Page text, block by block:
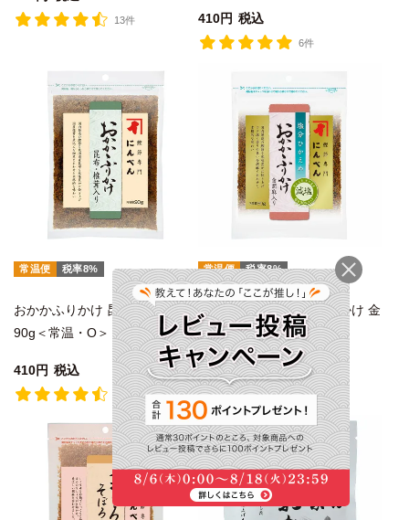
13件 410 税込
6件
常温便 税率8%
おかかふりかけ 昆布・椎茸入り
90g＜常温・O＞
410 税込
5件
常温便 税率8%
塩分ひかえめおかかふりかけ 金
胡麻入り 90g＜常温・O＞
410 税込
2件